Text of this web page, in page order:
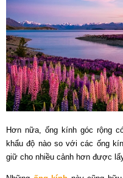
Hơn nữa, ống kính góc rộng
khẩu độ nào so với các ống
giữ cho nhiều cảnh hơn được